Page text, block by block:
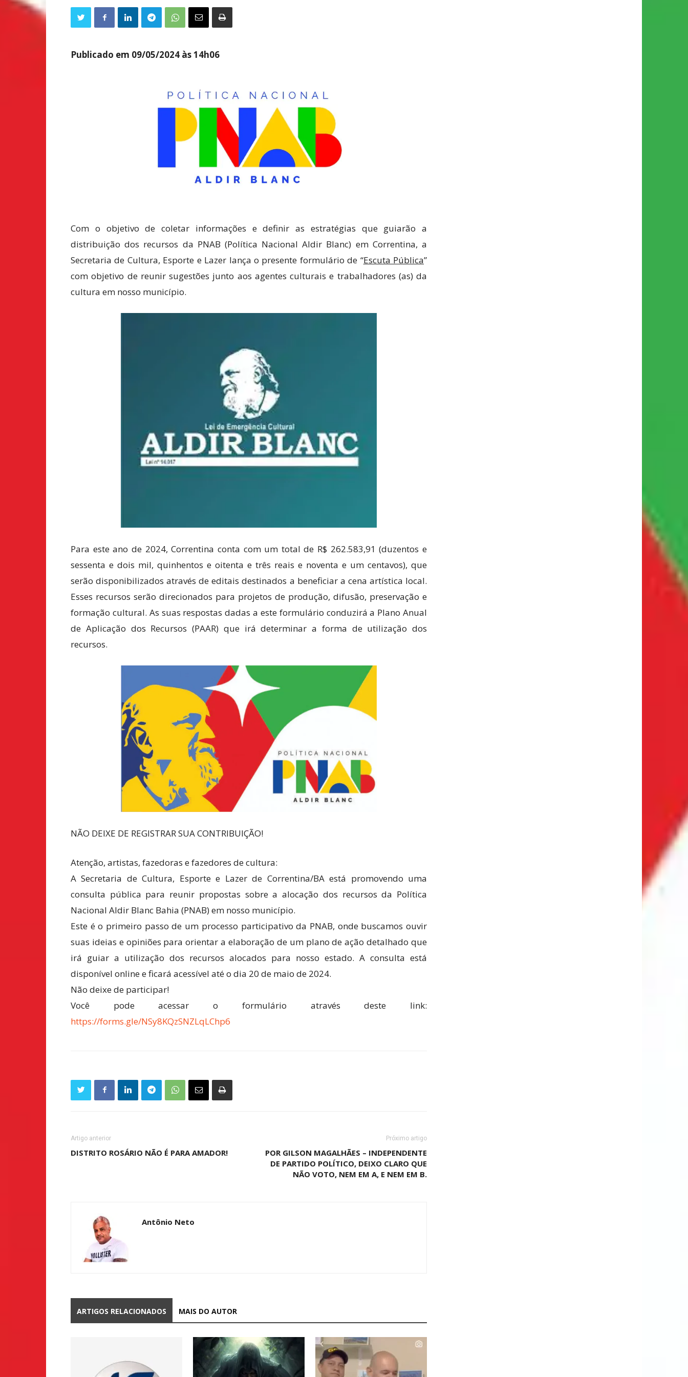
Publicado em 09/05/2024 às 14h06
Com o objetivo de coletar informações e definir as estratégias que guiarão a
distribuição dos recursos da PNAB (Política Nacional Aldir Blanc) em Correntina, a
Secretaria de Cultura, Esporte e Lazer lança o presente formulário de “Escuta Pública”
com objetivo de reunir sugestões junto aos agentes culturais e trabalhadores (as) da
cultura em nosso município.
Para este ano de 2024, Correntina conta com um total de R$ 262.583,91 (duzentos e
sessenta e dois mil, quinhentos e oitenta e três reais e noventa e um centavos), que
serão disponibilizados através de editais destinados a beneficiar a cena artística local.
Esses recursos serão direcionados para projetos de produção, difusão, preservação e
formação cultural. As suas respostas dadas a este formulário conduzirá a Plano Anual
de Aplicação dos Recursos (PAAR) que irá determinar a forma de utilização dos
recursos.
NÃO DEIXE DE REGISTRAR SUA CONTRIBUIÇÃO!
Atenção, artistas, fazedoras e fazedores de cultura:
A Secretaria de Cultura, Esporte e Lazer de Correntina/BA está promovendo uma
consulta pública para reunir propostas sobre a alocação dos recursos da Política
Nacional Aldir Blanc Bahia (PNAB) em nosso município.
Este é o primeiro passo de um processo participativo da PNAB, onde buscamos ouvir
suas ideias e opiniões para orientar a elaboração de um plano de ação detalhado que
irá guiar a utilização dos recursos alocados para nosso estado. A consulta está
disponível online e ficará acessível até o dia 20 de maio de 2024.
Não deixe de participar!
Você pode acessar o formulário através deste link:
https://forms.gle/NSy8KQzSNZLqLChp6
Artigo anterior
DISTRITO ROSÁRIO NÃO É PARA AMADOR!
Próximo artigo
POR GILSON MAGALHÃES – INDEPENDENTE
DE PARTIDO POLÍTICO, DEIXO CLARO QUE
NÃO VOTO, NEM EM A, E NEM EM B.
Antônio Neto
ARTIGOS RELACIONADOS MAIS DO AUTOR